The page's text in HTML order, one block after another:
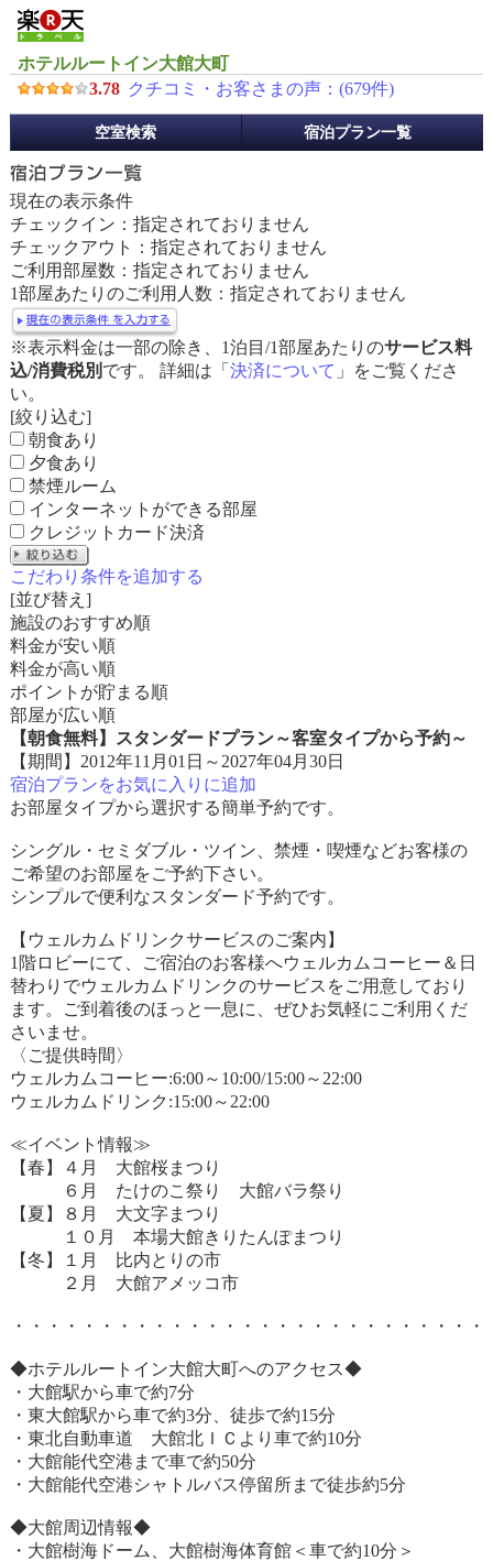
ホテルルートイン大館大町
3.78 クチコミ・お客さまの声：(679件)
約
メ
ニ
ュ
ー
空室検索 宿泊プラン一覧
現在の表示条件
チェックイン：指定されておりません
チェックアウト：指定されておりません
ご利用部屋数：指定されておりません
1部屋あたりのご利用人数：指定されておりません
※表示料金は一部の除き、1泊目/1部屋あたりのサービス料
込/消費税別 です。 詳細は「 決済について 」をご覧くださ
い。
[絞り込む]
朝食あり
夕食あり
禁煙ルーム
インターネットができる部屋
クレジットカード決済
こだわり条件を追加する
[並び替え]
施設のおすすめ順
料金が安い順
料金が高い順
ポイントが貯まる順
部屋が広い順
【朝食無料】スタンダードプラン～客室タイプから予約～
【期間】2012年11月01日～2027年04月30日
宿泊プランをお気に入りに追加
お部屋タイプから選択する簡単予約です。
シングル・セミダブル・ツイン、禁煙・喫煙などお客様の
ご希望のお部屋をご予約下さい。
シンプルで便利なスタンダード予約です。
【ウェルカムドリンクサービスのご案内】
1階ロビーにて、ご宿泊のお客様へウェルカムコーヒー＆日
替わりでウェルカムドリンクのサービスをご用意しており
ます。ご到着後のほっと一息に、ぜひお気軽にご利用くだ
さいませ。
〈ご提供時間〉
ウェルカムコーヒー:6:00～10:00/15:00～22:00
ウェルカムドリンク:15:00～22:00
≪イベント情報≫
【春】４月 大館桜まつり
６月 たけのこ祭り 大館バラ祭り
【夏】８月 大文字まつり
１０月 本場大館きりたんぽまつり
【冬】１月 比内とりの市
２月 大館アメッコ市
・・・・・・・・・・・・・・・・・・・・・・・・・・・
◆ホテルルートイン大館大町へのアクセス◆
・大館駅から車で約7分
・東大館駅から車で約3分、徒歩で約15分
・東北自動車道 大館北ＩＣより車で約10分
・大館能代空港まで車で約50分
・大館能代空港シャトルバス停留所まで徒歩約5分
◆大館周辺情報◆
・大館樹海ドーム、大館樹海体育館＜車で約10分＞